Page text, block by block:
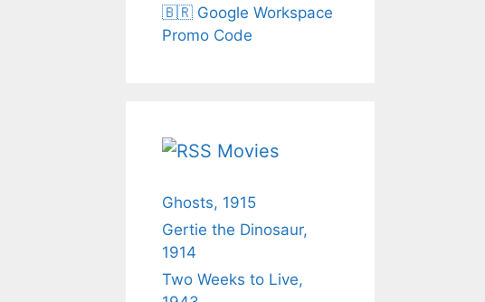
🇧🇷 Google Workspace
Promo Code
Movies
Ghosts, 1915
Gertie the Dinosaur,
1914
Two Weeks to Live,